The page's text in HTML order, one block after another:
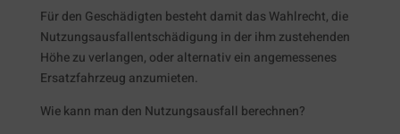
Für den Geschädigten besteht damit das Wahlrecht, die
Nutzungsausfallentschädigung in der ihm zustehenden
Höhe zu verlangen, oder alternativ ein angemessenes
Ersatzfahrzeug anzumieten.
Wie kann man den Nutzungsausfall berechnen?